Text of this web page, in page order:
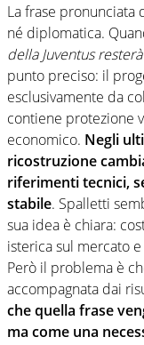
La frase pronunciata
né diplomatica.
della Juventus
punto preciso: il
esclusivamente da
contiene protezione
economico. Negli
ricostruzione
riferimenti tecnici,
stabile. Spalletti
sua idea è chiara:
isterica sul mercato
Però il problema è
accompagnata dai
che quella frase
ma come una